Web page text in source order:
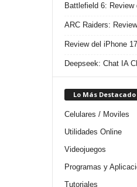
Battlefield 6: Review
ARC Raiders:
Review del iPhone 17
Deepseek: Chat IA
Lo Más Destacado
Celulares / Moviles
Utilidades Online
Videojuegos
Programas y
Tutoriales